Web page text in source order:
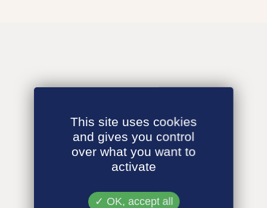
This site uses cookies
and gives you control
over what you want to
activate
OK, accept all